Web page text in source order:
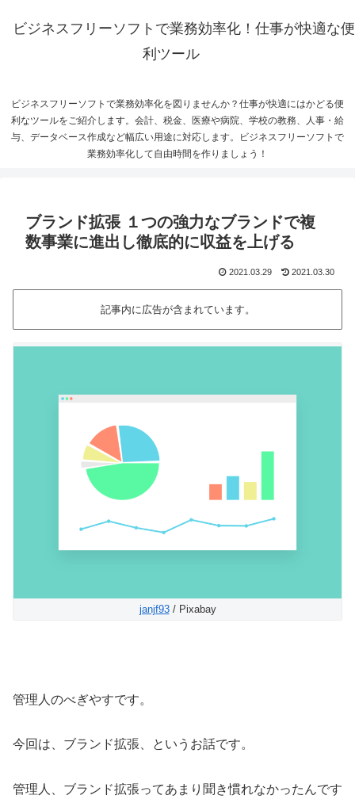
ビジネスフリーソフトで業務効率化！仕事が快適な便
利ツール
ビジネスフリーソフトで業務効率化を図りませんか？仕事が快適にはかどる便
利なツールをご紹介します。会計、税金、医療や病院、学校の教務、人事・給
与、データベース作成など幅広い用途に対応します。ビジネスフリーソフトで
業務効率化して自由時間を作りましょう！
ブランド拡張 １つの強力なブランドで複
数事業に進出し徹底的に収益を上げる
2021.03.29 2021.03.30
記事内に広告が含まれています。
janjf93/ Pixabay
管理人のべぎやすです。
今回は、ブランド拡張、というお話です。
管理人、ブランド拡張ってあまり聞き慣れなかったんです